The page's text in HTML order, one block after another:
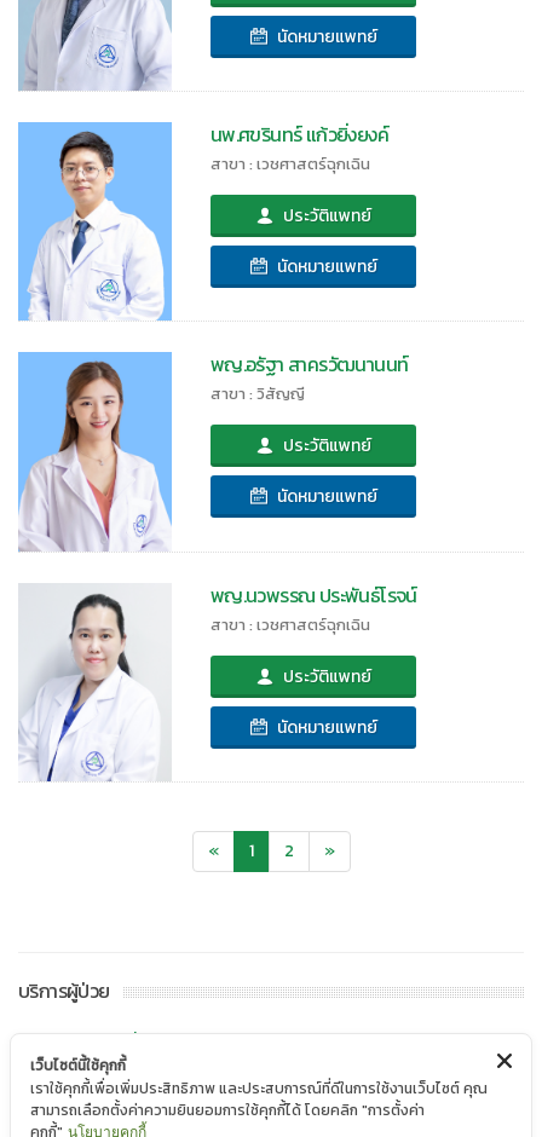
นัดหมายแพทย์
นพ.ศขรินทร์ แก้วยิ่งยงค์
สาขา : เวชศาสตร์ฉุกเฉิน
ประวัติแพทย์
นัดหมายแพทย์
พญ.อรัฐา สาครวัฒนานนท์
สาขา : วิสัญญี
ประวัติแพทย์
นัดหมายแพทย์
พญ.นวพรรณ ประพันธ์โรจน์
สาขา : เวชศาสตร์ฉุกเฉิน
ประวัติแพทย์
นัดหมายแพทย์
« 1 2 »
บริการผู้ป่วย
สิทธิสำหรับผู้ถือบัตรสมาชิก
ติดต่อหน่วยงานบริการ
เว็บไซต์นี้ใช้คุกกี้
เราใช้คุกกี้เพื่อเพิ่มประสิทธิภาพ และประสบการณ์ที่ดีในการใช้งานเว็บไซต์ คุณ
สามารถเลือกตั้งค่าความยินยอมการใช้คุกกี้ได้ โดยคลิก "การตั้งค่า
คุกกี้" นโยบายคุกกี้